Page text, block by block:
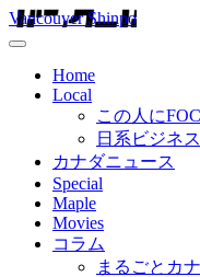
Vancouver Shinpo
Home
Local
この人に
日系ビジネ
カナダニュース
Special
Maple
Movies
コラム
まるごとカ